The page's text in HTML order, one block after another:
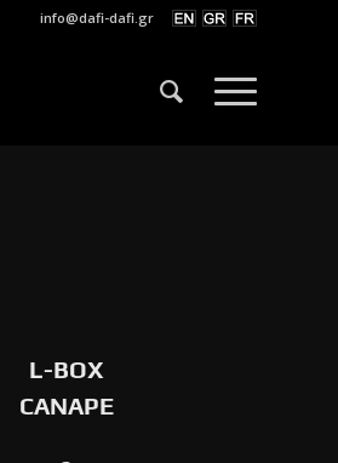
info@dafi-dafi.gr
L-BOX
CANAPE